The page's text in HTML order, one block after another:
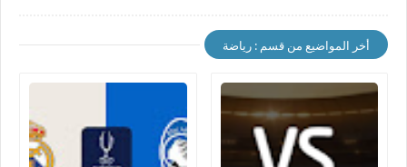
أخر المواضيع من قسم : رياضة